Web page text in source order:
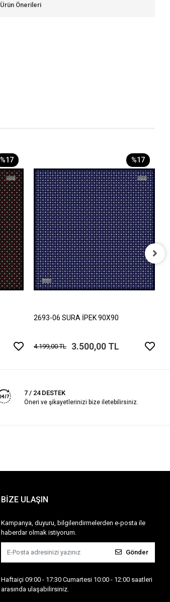
Ürün Önerileri
%17 %17
2693-06 SURA İPEK 90X90
4.199,00 TL 3.500,00 TL
7 / 24 DESTEK
Öneri ve şikayetlerinizi bize iletebilirsiniz.
BİZE ULAŞIN
Kampanya, duyuru, bilgilendirmelerden e-posta ile
haberdar olmak istiyorum.
Gönder
Haftaiçi 09:00 - 17:30 Cumartesi 10:00 - 12:00 saatleri
arasında ulaşabilirsiniz.